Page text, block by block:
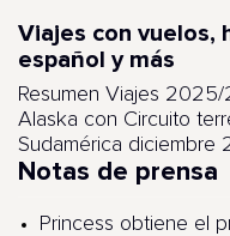
Viajes con vuelos,
español y más
Resumen Viajes
Alaska con Circuito
Sudamérica diciembre
Notas de prensa
Princess obtiene el